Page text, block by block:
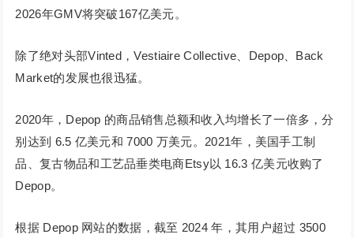
2026年GMV将突破167亿美元。
除了绝对头部Vinted，Vestiaire Collective、Depop、Back
Market的发展也很迅猛。
2020年，Depop 的商品销售总额和收入均增长了一倍多，分
别达到 6.5 亿美元和 7000 万美元。2021年，美国手工制
品、复古物品和工艺品垂类电商Etsy以 16.3 亿美元收购了
Depop。
根据 Depop 网站的数据，截至 2024 年，其用户超过 3500